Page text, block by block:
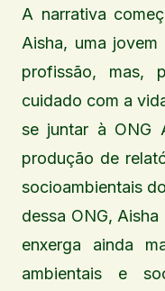
A narrativa
Aisha, uma
profissão, mas,
cuidado com a
se juntar à ONG
produção de
socioambientais
dessa ONG,
enxerga ainda
ambientais e